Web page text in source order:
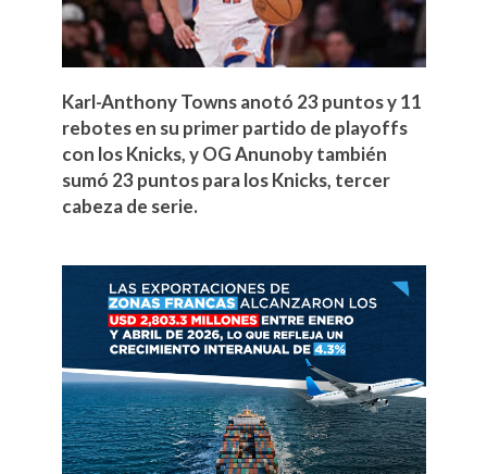
Karl-Anthony Towns anotó 23 puntos y 11
rebotes en su primer partido de playoffs
con los Knicks, y OG Anunoby también
sumó 23 puntos para los Knicks, tercer
cabeza de serie.